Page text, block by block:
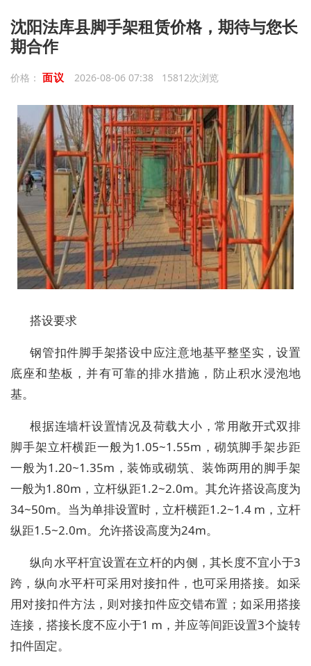
沈阳法库县脚手架租赁价格，期待与您长
期合作
价格： 面议 2026-08-06 07:38 15812次浏览
搭设要求
钢管扣件脚手架搭设中应注意地基平整坚实，设置
底座和垫板，并有可靠的排水措施，防止积水浸泡地
基。
根据连墙杆设置情况及荷载大小，常用敞开式双排
脚手架立杆横距一般为1.05~1.55m，砌筑脚手架步距
一般为1.20~1.35m，装饰或砌筑、装饰两用的脚手架
一般为1.80m，立杆纵距1.2~2.0m。其允许搭设高度为
34~50m。当为单排设置时，立杆横距1.2~1.4 m，立杆
纵距1.5~2.0m。允许搭设高度为24m。
纵向水平杆宜设置在立杆的内侧，其长度不宜小于3
跨，纵向水平杆可采用对接扣件，也可采用搭接。如采
用对接扣件方法，则对接扣件应交错布置；如采用搭接
连接，搭接长度不应小于1 m，并应等间距设置3个旋转
扣件固定。